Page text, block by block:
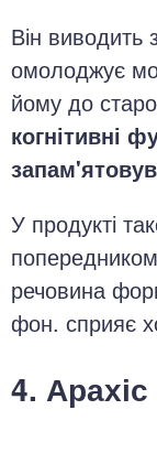
Він виводить
омолоджує
йому до
когнітивні
У продукті
речовина
фон. сприяє
4. Арахіс